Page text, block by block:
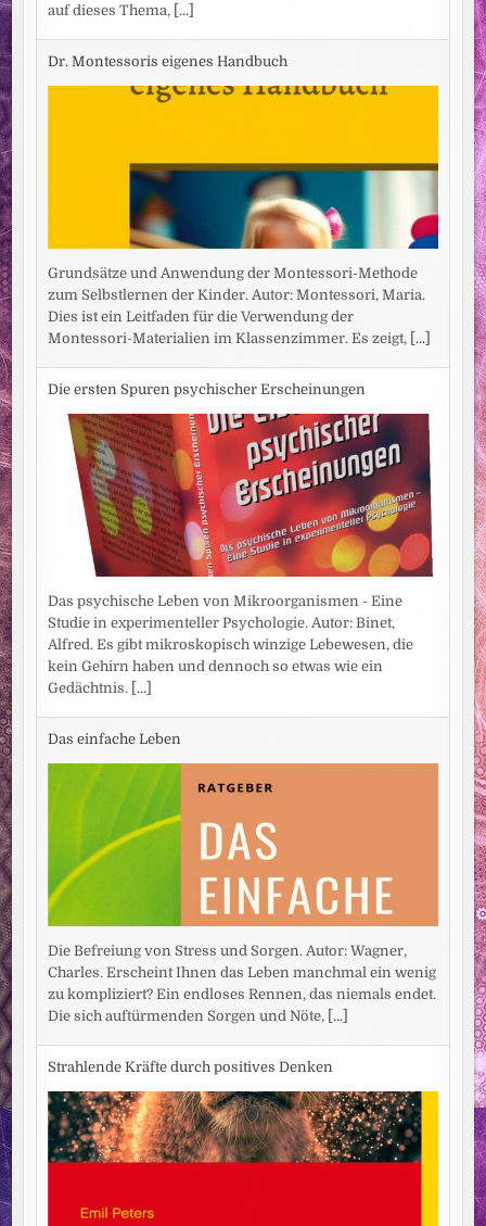
auf dieses Thema, [...]
Dr. Montessoris eigenes Handbuch
Grundsätze und Anwendung der Montessori-Methode
zum Selbstlernen der Kinder. Autor: Montessori, Maria.
Dies ist ein Leitfaden für die Verwendung der
Montessori-Materialien im Klassenzimmer. Es zeigt, [...]
Die ersten Spuren psychischer Erscheinungen
Das psychische Leben von Mikroorganismen - Eine
Studie in experimenteller Psychologie. Autor: Binet,
Alfred. Es gibt mikroskopisch winzige Lebewesen, die
kein Gehirn haben und dennoch so etwas wie ein
Gedächtnis. [...]
Das einfache Leben
Die Befreiung von Stress und Sorgen. Autor: Wagner,
Charles. Erscheint Ihnen das Leben manchmal ein wenig
zu kompliziert? Ein endloses Rennen, das niemals endet.
Die sich auftürmenden Sorgen und Nöte, [...]
Strahlende Kräfte durch positives Denken